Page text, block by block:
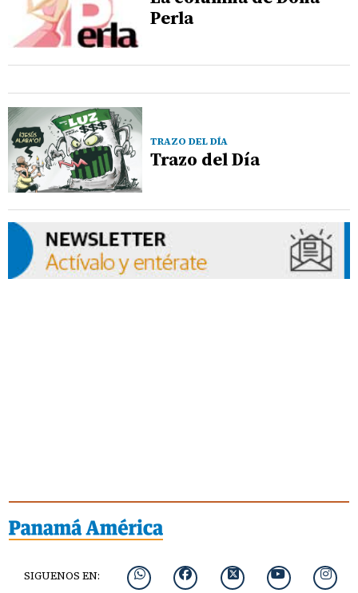
Perla
TRAZO DEL DÍA
Trazo del Día
SIGUENOS EN: